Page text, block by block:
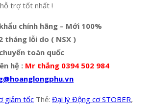
trợ tốt nhất !
chính hãng – Mới 100%
tháng lỗi do ( NSX )
toàn quốc
hệ : Mr thắng 0394 502 984
giảm tốc Thẻ: Đại lý Động cơ STOBER,